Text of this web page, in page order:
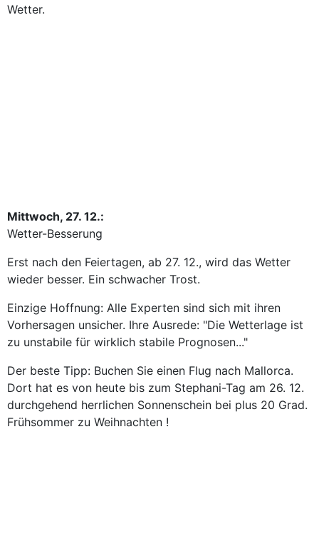
Wetter.
Mittwoch, 27. 12.:
Wetter-Besserung
Erst nach den Feiertagen, ab 27. 12., wird das Wetter
wieder besser. Ein schwacher Trost.
Einzige Hoffnung: Alle Experten sind sich mit ihren
Vorhersagen unsicher. Ihre Ausrede: "Die Wetterlage ist
zu unstabile für wirklich stabile Prognosen..."
Der beste Tipp: Buchen Sie einen Flug nach Mallorca.
Dort hat es von heute bis zum Stephani-Tag am 26. 12.
durchgehend herrlichen Sonnenschein bei plus 20 Grad.
Frühsommer zu Weihnachten !